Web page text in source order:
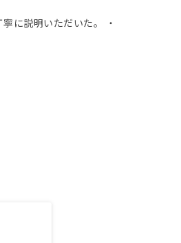
に説明いただいた。 ・